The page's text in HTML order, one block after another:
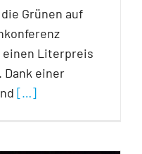
Grünen auf
einen Literpreis
Dank einer
[…]